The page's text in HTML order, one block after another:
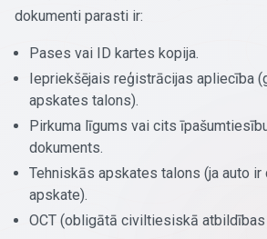
dokumenti parasti ir:
Pases vai ID kartes kopija.
Iepriekšējais reģistrācijas apliecība
apskates talons).
Pirkuma līgums vai cits
dokuments.
Tehniskās apskates talons (ja auto ir
apskate).
OCT (obligātā civiltiesiskā atbildības